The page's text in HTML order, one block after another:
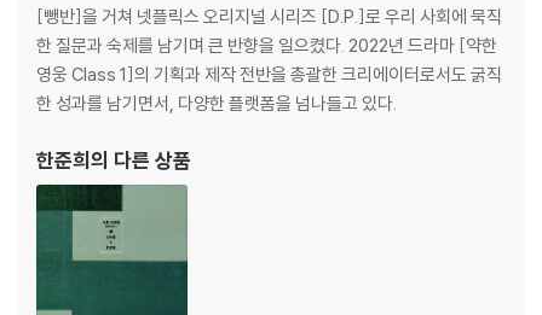
[뺑반]을 거쳐 넷플릭스 오리지널 시리즈 [D.P.]로 우리 사회에 묵직
한 질문과 숙제를 남기며 큰 반향을 일으켰다. 2022년 드라마 [약한
영웅 Class 1]의 기획과 제작 전반을 총괄한 크리에이터로서도 굵직
한 성과를 남기면서, 다양한 플랫폼을 넘나들고 있다.
한준희의 다른 상품